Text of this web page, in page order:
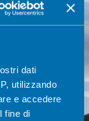
dati
utilizzando
e accedere
fine di